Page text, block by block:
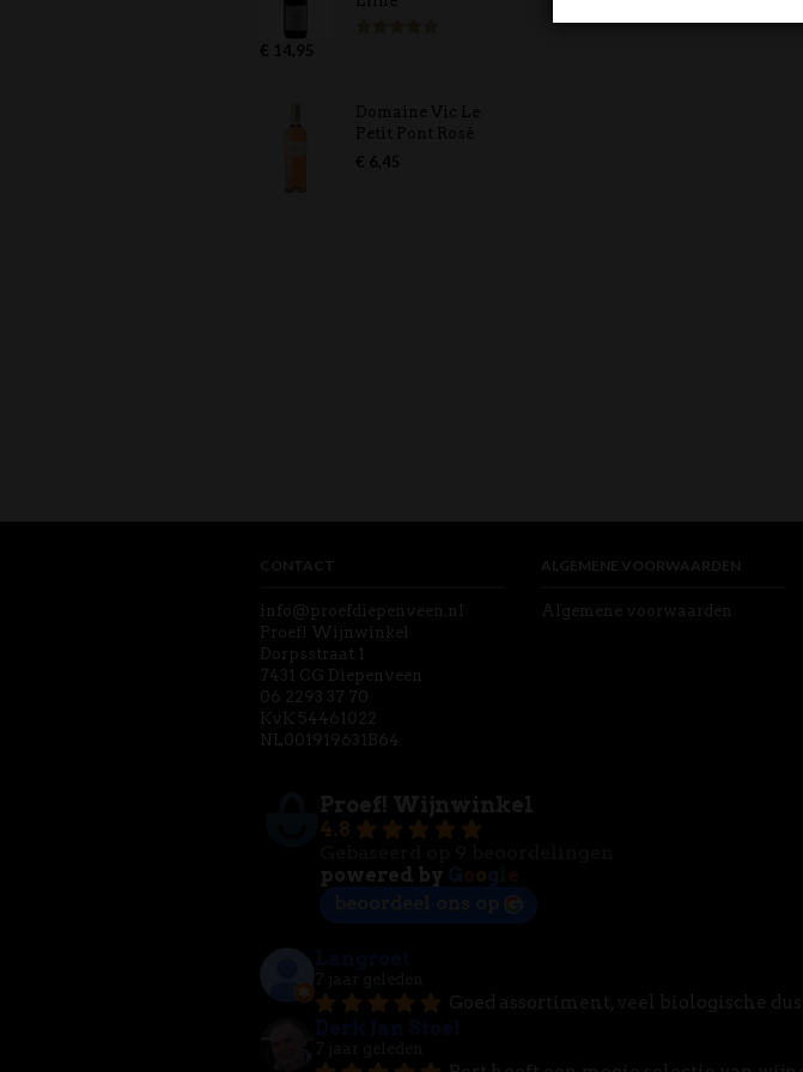
€ 14,95
Domaine Vic Le
Petit Pont Rosé
€ 6,45
CONTACT
info@proefdiepenveen.nl
Proef! Wijnwinkel
Dorpsstraat 1
7431 CG Diepenveen
06 2293 37 70
KvK 54461022
NL001919631B64
ALGEMENE VOORWAARDEN
Algemene voorwaarden
4.8
powered by
o